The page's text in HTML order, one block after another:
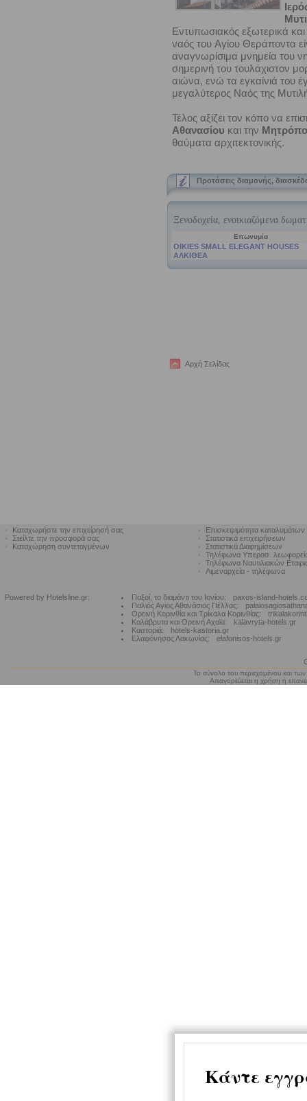
Eντυπωσιακός εξωτερικά
ναός του Aγίου Θεράποντα
αναγνωρίσιμα μνημεία του
σημερινή του τουλάχιστον
αιώνα, ενώ τα εγκαίνιά του
μεγαλύτερος Ναός της
Τέλος αξίζει τον κόπο να
Αθανασίου και την
θαύματα αρχιτεκτονικής.
Προτάσεις διαμονής,
Αρχή Σελίδας
Καταχωρήστε την επιχείρησή σας
Στείλτε την προσφορά σας
Καταχώρηση συντεταγμένων
Επισκεψιμότητα καταλυμάτων
Στατιστικά επιχειρήσεων
Στατιστικά Διαφημίσεων
Τηλέφωνα Υπερασ.
Τηλέφωνα Ναυτιλιακών
Λιμεναρχεία - τηλέφωνα
Powered by Hotelsline.gr: Παξοί, το διαμάντι του Ιονίου:
paxos-island-
Παλιός Αγιος Αθανάσιος Πέλλας:
Ορεινή Κορινθία και Τρίκαλα Κορινθίας:
Καλάβρυτα και Ορεινή Αχαϊα:
kalavryta-hotels.gr
Καστοριά:
hotels-kastoria.gr
Ελαφόνησος Λακωνίας:
elafonisos-hotels.gr
Το σύνολο του περιεχομένου και
Απαγορεύεται η χρήση ή